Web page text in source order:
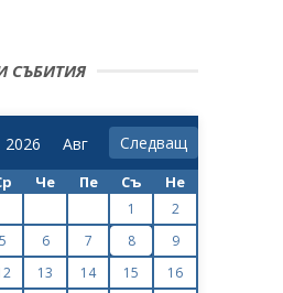
СЪБИТИЯ
Следващ
Че Пе Съ Не
1
2
5 6 7 8
9
13 14 15
16